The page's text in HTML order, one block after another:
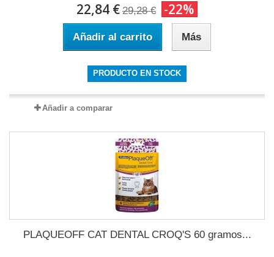
22,84 € 29,28 € -22%
Añadir al carrito Más
PRODUCTO EN STOCK
Añadir a comparar
PLAQUEOFF CAT DENTAL CROQ'S 60 gramos...